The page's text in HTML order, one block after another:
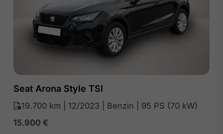
Seat Arona Style TSI
19.700 km | 12/2023 | Benzin | 95 PS (70 kW)
15.900 €